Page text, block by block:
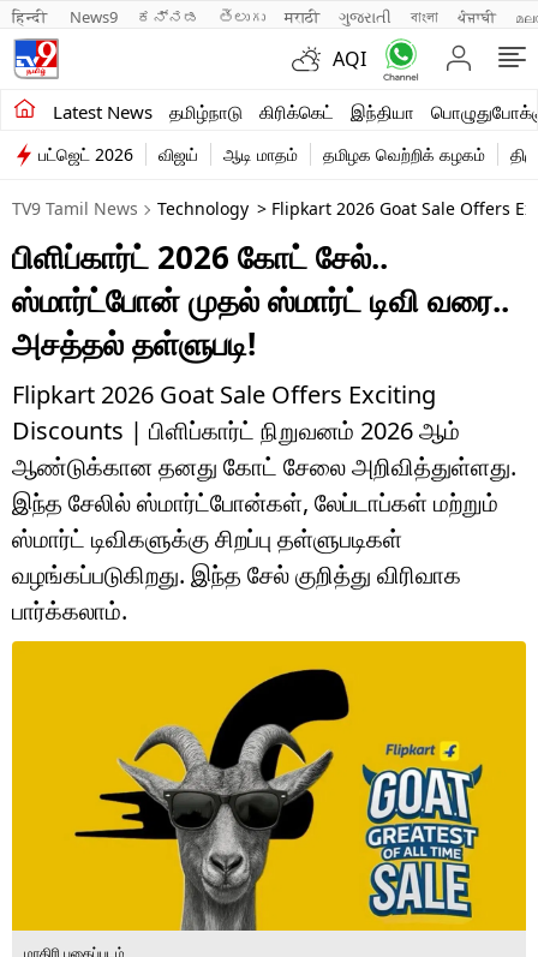
हिन्दी News9 ಕನ್ನಡ తెలుగు मराठी ગુજરાતી বাংলা ਪੰਜਾਬੀ
AQI
Latest News தமிழ்நாடு கிரிக்கெட் இந்தியா
சமீபத்திய செய்திகள்
தமிழ்நாடு
இந்தியா
உலகம்
விளையாட்டு
பொழுதுபோக்கு
லைஃப்ஸ்டைல்
வணிகம்
டெக்னாலஜி
ஆன்மீகம்
ஷார்ட் வீடியோஸ்
வலை கதைகள்
பட்ஜெட் 2026 விஜய் ஆடி மாதம் தமிழக வெற்றிக் கழகம்
TV9 Tamil News Technology > Flipkart 2026 Goat Sale Offers
பிளிப்கார்ட் 2026 கோட் சேல்..
ஸ்மார்ட்போன் முதல் ஸ்மார்ட் டிவி வரை..
அசத்தல் தள்ளுபடி!
Flipkart 2026 Goat Sale Offers Exciting
Discounts | பிளிப்கார்ட் நிறுவனம் 2026 ஆம்
ஆண்டுக்கான தனது கோட் சேலை அறிவித்துள்ளது.
இந்த சேலில் ஸ்மார்ட்போன்கள், லேப்டாப்கள் மற்றும்
ஸ்மார்ட் டிவிகளுக்கு சிறப்பு தள்ளுபடிகள்
வழங்கப்படுகிறது. இந்த சேல் குறித்து விரிவாக
பார்க்கலாம்.
மாதிரி புகைப்படம்